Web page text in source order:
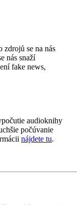
zdrojů se na nás
nás snaží
fake news,
audioknihy
počúvanie
nájdete tu.